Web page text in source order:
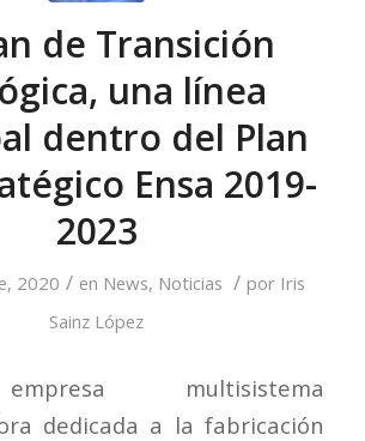
de Transición
una línea
dentro del Plan
Ensa 2019-
2023
2020 / en News, Noticias / por Iris
Sainz López
multisistema
dedicada a la fabricación